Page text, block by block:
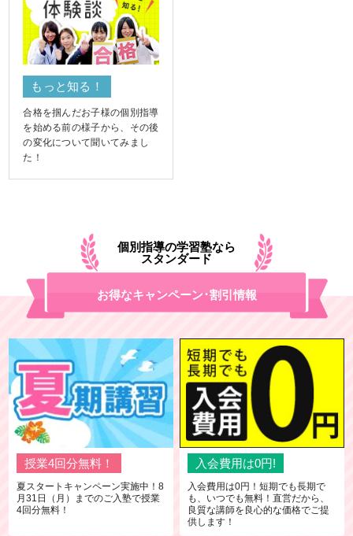
もっと知る！
合格を掴んだお子様の個別指導
を始める前の様子から、その後
の変化について聞いてみまし
た！
個別指導の学習塾なら
スタンダード
お得なキャンペーン･割引情報
授業4回分無料！
夏スタートキャンペーン実施中！8
月31日（月）までのご入塾で授業
4回分無料！
入会費用は0円!
入会費用は0円！短期でも長期で
も、いつでも無料！直営だから、
良質な講師を良心的な価格でご提
供します！